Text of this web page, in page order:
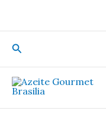
Pesquisar